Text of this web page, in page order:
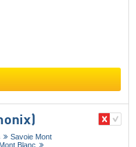
Savoie Mont
Blanc